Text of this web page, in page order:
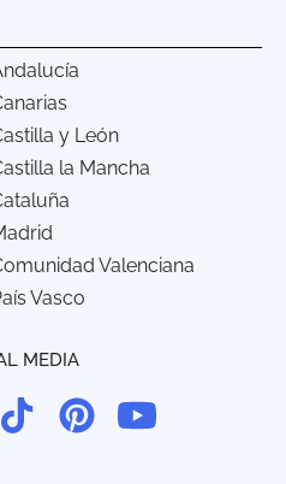
y León
la Mancha
Valenciana
Vasco
MEDIA